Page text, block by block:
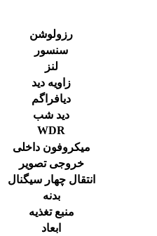
رزولوشن
سنسور
لنز
زاویه دید
دیافراگم
دید شب
WDR
میکروفون داخلی
خروجی تصویر
انتقال چهار سیگنال
بدنه
منبع تغذیه
ابعاد